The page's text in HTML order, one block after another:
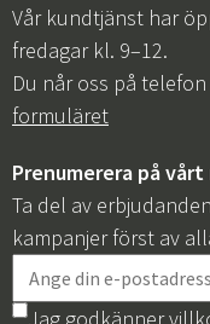
Vår kundtjänst har
fredagar kl. 9–12.
Du når oss på
formuläret
Prenumerera på
Ta del av
kampanjer först av